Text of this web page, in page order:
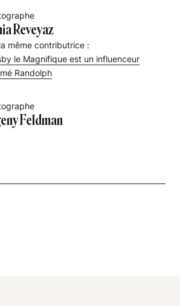
Reveyaz
même contributrice :
le Magnifique est un influenceur
Randolph
Feldman